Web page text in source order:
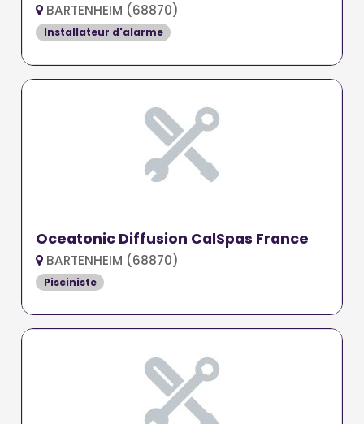
BARTENHEIM (68870)
Installateur d'alarme
Oceatonic Diffusion CalSpas France
BARTENHEIM (68870)
Pisciniste